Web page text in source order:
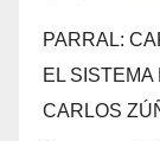
PARRAL:
EL
CARLOS